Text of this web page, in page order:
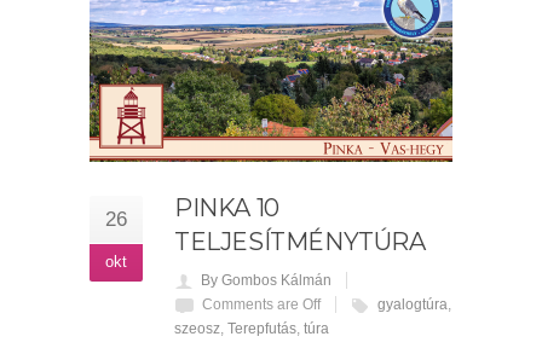
26
okt
PINKA 10
TELJESÍTMÉNYTÚRA
By Gombos Kálmán
Comments are Off
gyalogtúra,
szeosz, Terepfutás, túra